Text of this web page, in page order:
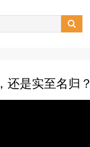

还是实至名归？